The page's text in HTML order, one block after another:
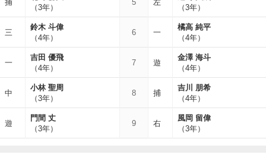
捕
（3年）
5 左
（3年）
三
鈴木 斗偉
（4年）
6 一
橘高 純平
（4年）
一
吉田 優飛
（4年）
7 遊
金澤 海斗
（4年）
中
小林 聖周
（3年）
8 捕
吉川 朋希
（4年）
遊
門間 丈
（3年）
9 右
風岡 留偉
（3年）